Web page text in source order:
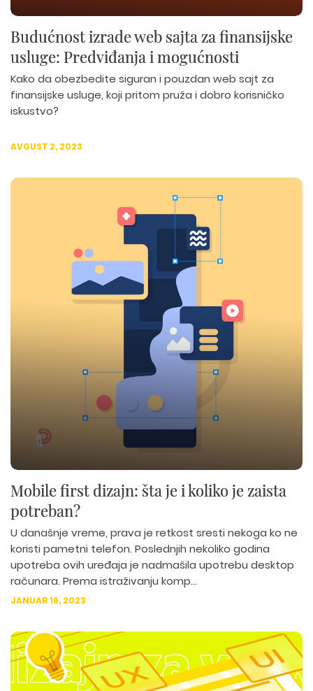
Budućnost izrade web sajta za finansijske
usluge: Predviđanja i mogućnosti
Kako da obezbedite siguran i pouzdan web sajt za
finansijske usluge, koji pritom pruža i dobro korisničko
iskustvo?
AVGUST 2, 2023
Mobile first dizajn: šta je i koliko je zaista
potreban?
U današnje vreme, prava je retkost sresti nekoga ko ne
koristi pametni telefon. Poslednjih nekoliko godina
upotreba ovih uređaja je nadmašila upotrebu desktop
računara. Prema istraživanju komp...
JANUAR 16, 2023